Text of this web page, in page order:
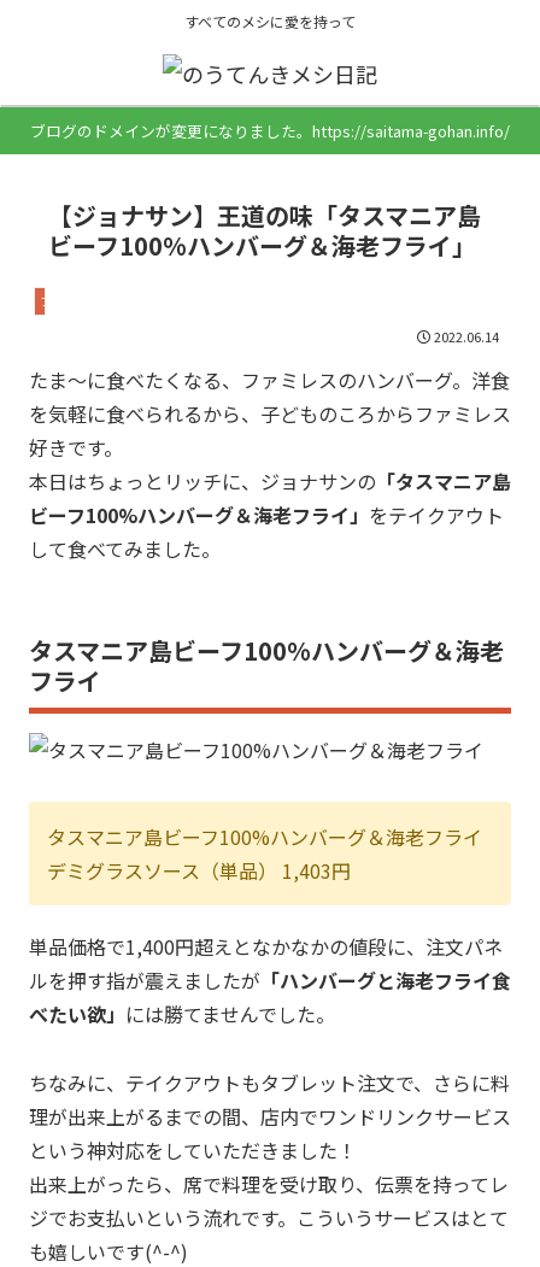
すべてのメシに愛を持って
ブログのドメインが変更になりました。https://saitama-gohan.info/
【ジョナサン】王道の味「タスマニア島
ビーフ100%ハンバーグ＆海老フライ」
ファミレス
2022.06.14
たま～に食べたくなる、ファミレスのハンバーグ。洋食
を気軽に食べられるから、子どものころからファミレス
好きです。
本日はちょっとリッチに、ジョナサンの 「タスマニア島
ビーフ100%ハンバーグ＆海老フライ」 をテイクアウト
して食べてみました。
タスマニア島ビーフ100%ハンバーグ＆海老
フライ
タスマニア島ビーフ100%ハンバーグ＆海老フライ
デミグラスソース（単品） 1,403円
単品価格で1,400円超えとなかなかの値段に、注文パネ
ルを押す指が震えましたが 「ハンバーグと海老フライ食
べたい欲」 には勝てませんでした。
ちなみに、テイクアウトもタブレット注文で、さらに料
理が出来上がるまでの間、店内でワンドリンクサービス
という神対応をしていただきました！
出来上がったら、席で料理を受け取り、伝票を持ってレ
ジでお支払いという流れです。こういうサービスはとて
も嬉しいです(^-^)